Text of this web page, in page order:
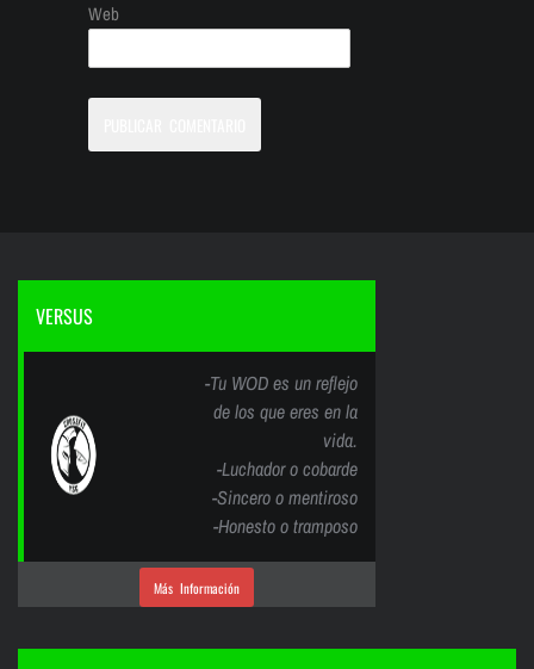
Web
VERSUS
-Tu WOD es un reflejo
de los que eres en la
vida.
-Luchador o cobarde
-Sincero o mentiroso
-Honesto o tramposo
Más Información